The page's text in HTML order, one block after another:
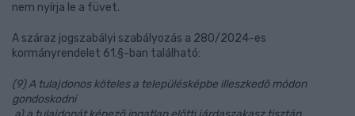
nem nyírja le a füvet.
A száraz jogszabályi szabályozás a 280/2024-es
kormányrendelet 61.§-ban található:
(9) A tulajdonos köteles a településképbe illeszkedő módon
gondoskodni